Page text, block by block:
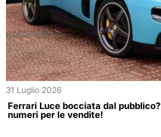
31 Luglio 2026
Ferrari Luce bocciata dal
numeri per le vendite!